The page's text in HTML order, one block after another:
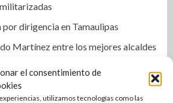
el consentimiento de
utilizamos tecnologías como las
dirigencia en Tamaulipas
Martínez entre los mejores alcaldes
Copa Gobernador de Voleibol